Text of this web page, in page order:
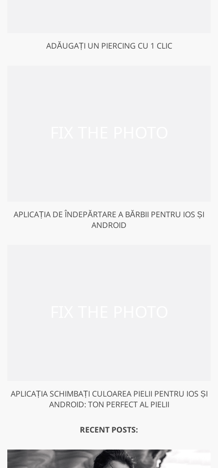
ADĂUGAȚI UN PIERCING CU 1 CLIC
APLICAȚIA DE ÎNDEPĂRTARE A BĂRBII PENTRU IOS ȘI
ANDROID
APLICAȚIA SCHIMBAȚI CULOAREA PIELII PENTRU IOS ȘI
ANDROID: TON PERFECT AL PIELII
RECENT POSTS: